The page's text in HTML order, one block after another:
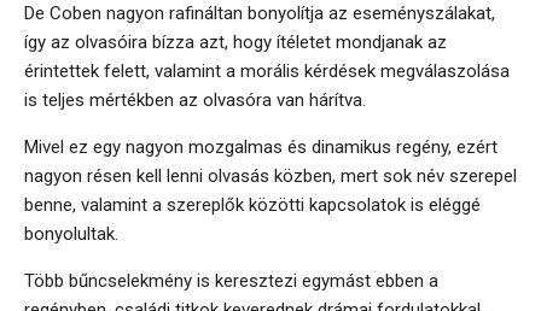
De Coben nagyon rafináltan bonyolítja az eseményszálakat,
így az olvasóira bízza azt, hogy ítéletet mondjanak az
érintettek felett, valamint a morális kérdések megválaszolása
is teljes mértékben az olvasóra van hárítva.
Mivel ez egy nagyon mozgalmas és dinamikus regény, ezért
nagyon résen kell lenni olvasás közben, mert sok név szerepel
benne, valamint a szereplők közötti kapcsolatok is eléggé
bonyolultak.
Több bűncselekmény is keresztezi egymást ebben a